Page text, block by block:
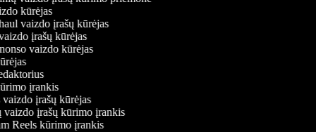
kūrėjas
haul vaizdo įrašų kūrėjas
įrašų kūrėjas
vaizdo kūrėjas
įrankis
vaizdo įrašų kūrėjas
vaizdo įrašų kūrimo įrankis
Reels kūrimo įrankis